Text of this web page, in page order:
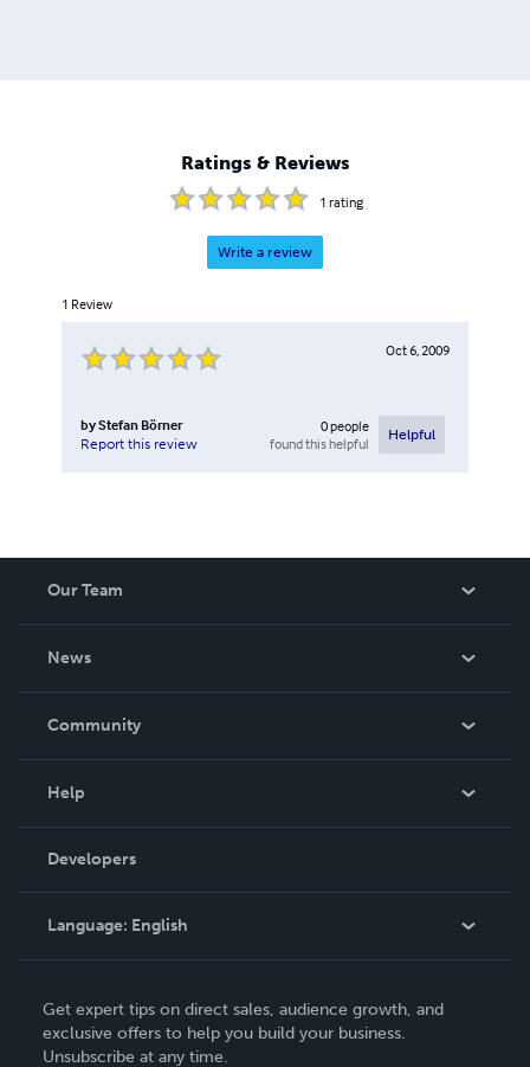
Ratings & Reviews
1 rating
Write a review
1 Review
Oct 6, 2009
byStefan Börner
Report this review
0people
found this helpful
Helpful
Our Team
News
In The News
Community
Podcast
Help
Order Lookup
Knowledge Base
Contact Support
Developers
Language: English
Deutsch
Français
Get expert tips on direct sales, audience growth, and
exclusive offers to help you build your business.
Unsubscribe at any time.